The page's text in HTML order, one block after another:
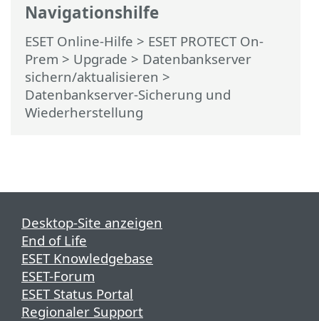
Navigationshilfe
ESET Online-Hilfe > ESET PROTECT On-
Prem > Upgrade > Datenbankserver
sichern/aktualisieren >
Datenbankserver-Sicherung und
Wiederherstellung
Desktop-Site anzeigen
End of Life
ESET Knowledgebase
ESET-Forum
ESET Status Portal
Regionaler Support